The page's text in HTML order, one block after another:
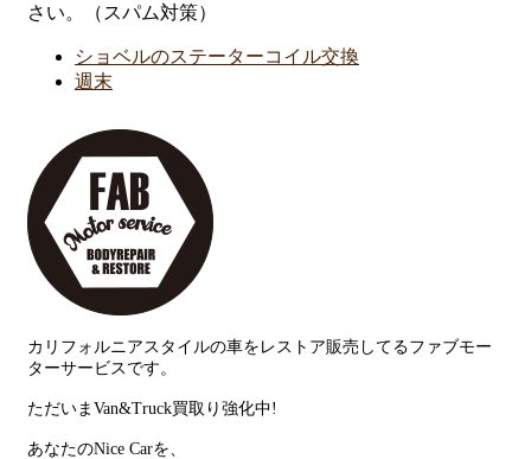
さい。（スパム対策）
ショベルのステーターコイル交換
週末
カリフォルニアスタイルの車をレストア販売してるファブモー
ターサービスです。
ただいまVan&Truck買取り強化中!
あなたのNice Carを、